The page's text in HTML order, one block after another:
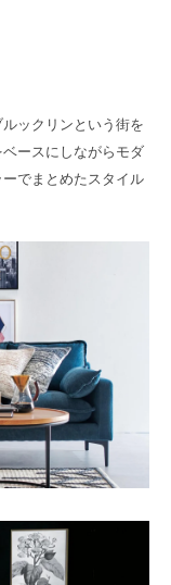
ックリンという街を
ースにしながらモダ
でまとめたスタイル